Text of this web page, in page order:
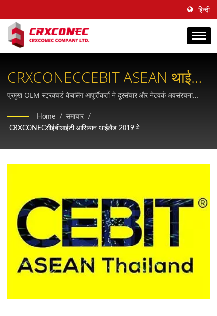
हिन्दी
CRXCONECCEBIT ASEAN थाईलैंड
2019 में अगली पीढ़ी के केबलिंग
नवाचार का प्रदर्शन किया गया
प्रमुख OEM स्ट्रक्चर्ड केबलिंग आपूर्तिकर्ता ने दूरसंचार और नेटवर्क अवसंरचना
प्रदर्शन किया।Home / समाचार
/
CRXCONECसीईबीआईटी आसियान थाईलैंड 2019 में